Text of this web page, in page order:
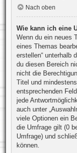
Nach oben
Wie kann ich eine
Wenn du ein neues
eines Themas
erstellen“ unterhalb
du diesen Bereich
nicht die
Titel und
entsprechenden
jede
auch unter
viele Optionen ein
die Umfrage gilt (0
Umfrage) und
können.